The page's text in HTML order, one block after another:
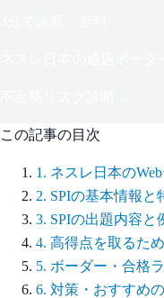
この記事の目次
1 . ネスレ日本の
2. SPIの基本情報と
3. SPIの出題内容と
4. 高得点を取るた
5. ボーダー・合格
6. 対策・おすすめ